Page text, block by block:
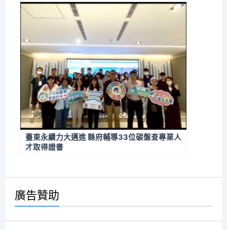
臺東永續力大邁進 縣府輔導33位碳盤查專業人
才取得證書
廣告贊助